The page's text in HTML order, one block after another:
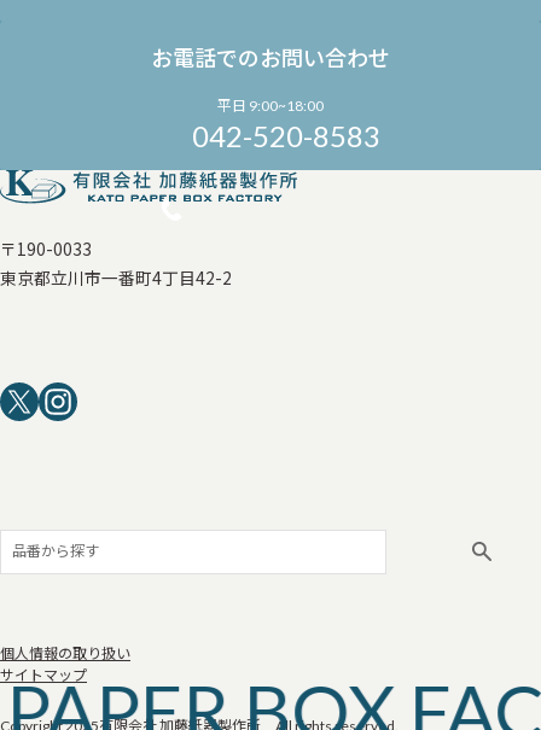
お電話でのお問い合わせ
平日 9:00~18:00
042-520-8583
〒190-0033
東京都立川市一番町4丁目42-2
個人情報の取り扱い
サイトマップ
Copyright 2025有限会社 加藤紙器製作所 All rights reserved.
BOX